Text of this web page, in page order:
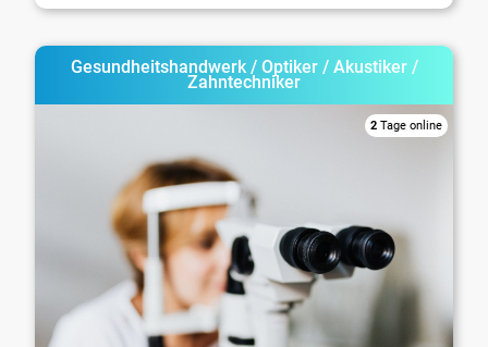
Gesundheitshandwerk / Optiker / Akustiker /
Zahntechniker
2 Tage online